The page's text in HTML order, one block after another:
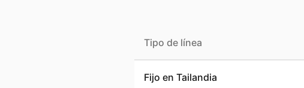
Tipo de línea
Fijo en Tailandia